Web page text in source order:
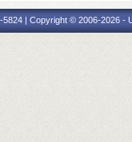
| Copyright © 2006-2026 -